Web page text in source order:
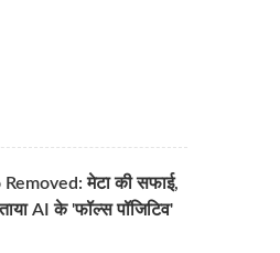
मेटा की सफाई,
AI के 'फॉल्स पॉजिटिव'